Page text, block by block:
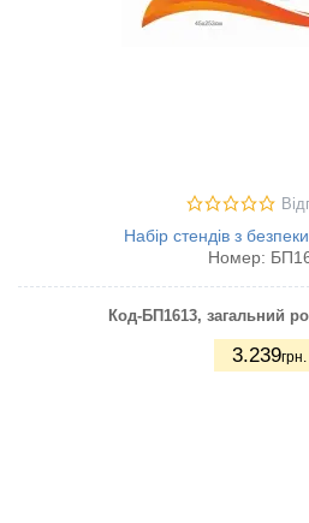
Набір стендів з
Номер:
Код-БП1613, загальний
3.239грн.